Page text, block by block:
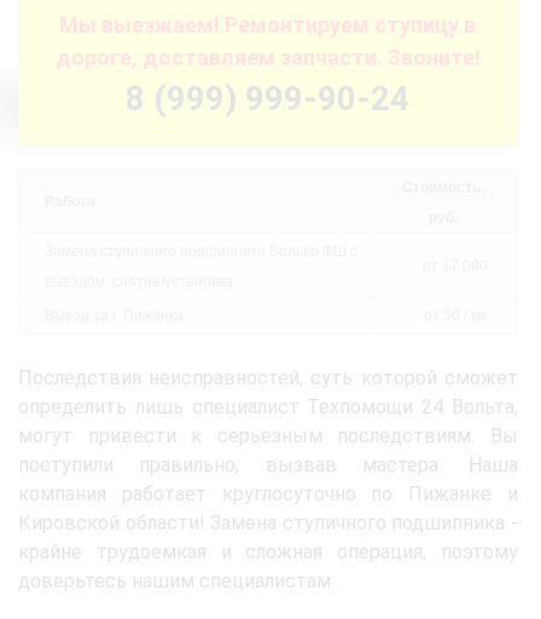
Мы выезжаем! Ремонтируем ступицу в
дороге, доставляем запчасти. Звоните!
8 (999) 999-90-24
Последствия неисправностей, суть которой сможет
определить лишь специалист Техпомощи 24 Вольта,
могут привести к серьезным последствиям. Вы
поступили правильно, вызвав мастера. Наша
компания работает круглосуточно по Пижанке и
Кировской области! Замена ступичного подшипника -
крайне трудоемкая и сложная операция, поэтому
доверьтесь нашим специалистам.